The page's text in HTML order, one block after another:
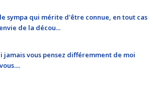
sympa qui mérite d'être connue, en tout cas
de la décou...
jamais vous pensez différemment de moi